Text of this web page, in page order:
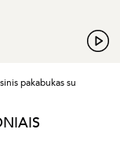
pakabukas su